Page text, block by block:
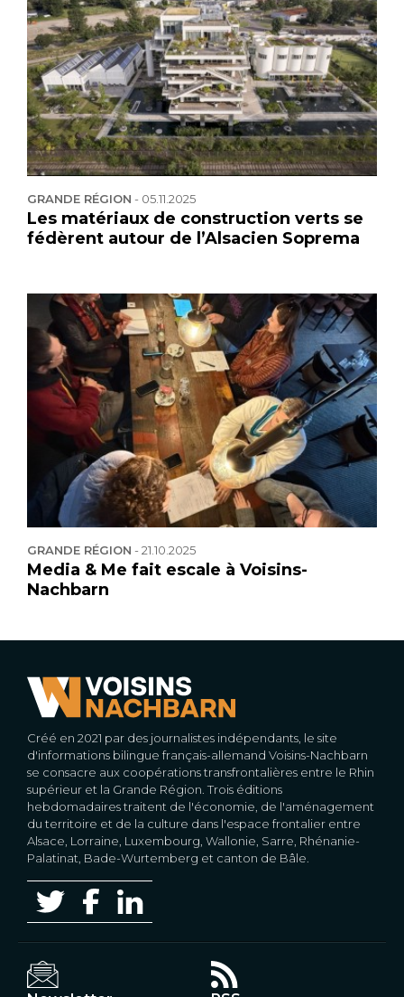
GRANDE RÉGION - 05.11.2025
Les matériaux de construction verts se
fédèrent autour de l’Alsacien Soprema
GRANDE RÉGION -21.10.2025
Media & Me fait escale à Voisins-
Nachbarn
Créé en 2021 par des journalistes indépendants, le site
d'informations bilingue français-allemand Voisins-Nachbarn
se consacre aux coopérations transfrontalières entre le Rhin
supérieur et la Grande Région. Trois éditions
hebdomadaires traitent de l'économie, de l'aménagement
du territoire et de la culture dans l'espace frontalier entre
Alsace, Lorraine, Luxembourg, Wallonie, Sarre, Rhénanie-
Palatinat, Bade-Wurtemberg et canton de Bâle.